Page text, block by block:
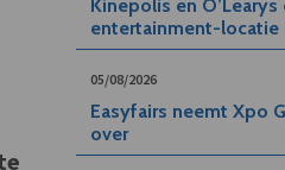
Kinepolis en
entertainment-locatie
05/08/2026
Easyfairs neemt Xpo
over